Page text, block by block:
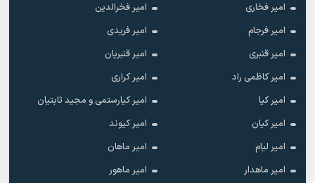
امیر فخاری
امیر فخرالدین
امیر فرجام
امیر فریدی
امیر قنبری
امیر قنبریان
امیر کاظمی راد
امیر کراری
امیر کیا
امیر کیارستمی و مجید ثابتیان
امیر کیان
امیر کیوند
امیر لیام
امیر ماهان
امیر ماهدار
امیر ماهور